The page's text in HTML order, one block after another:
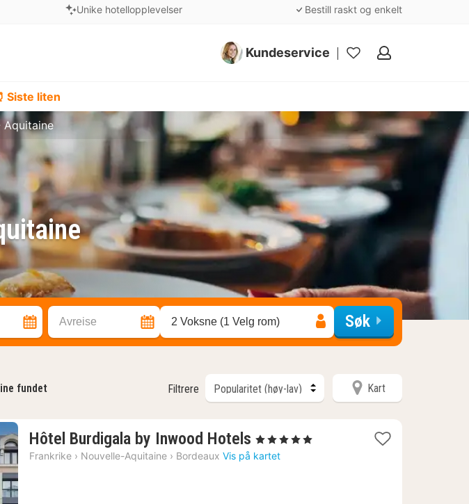
Unike hotellopplevelser Bestill raskt og enkelt
Kundeservice
Mine
Siste liten
Aquitaine
Avreise 2 Voksne (1 Velg rom) Søk
fundet Filtrere Kart
Hôtel Burdigala by Inwood Hotels 1
natt
, 5 Stjerner
Frankrike › Nouvelle-Aquitaine › Bordeaux Vis på kartet